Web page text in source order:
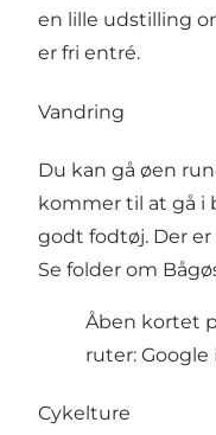
en lille udstilling
er fri entré.
Vandring
Du kan gå øen
kommer til at gå i
godt fodtøj. Der
Se folder om
Åben kortet
ruter: Google
Cykelture